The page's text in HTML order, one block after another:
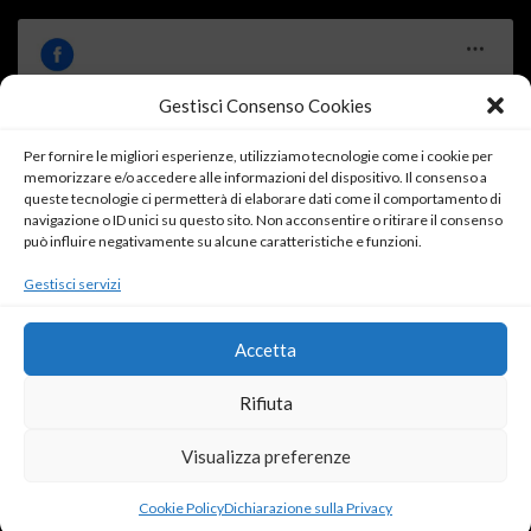
Gestisci Consenso Cookies
Per fornire le migliori esperienze, utilizziamo tecnologie come i cookie per
memorizzare e/o accedere alle informazioni del dispositivo. Il consenso a
queste tecnologie ci permetterà di elaborare dati come il comportamento di
navigazione o ID unici su questo sito. Non acconsentire o ritirare il consenso
può influire negativamente su alcune caratteristiche e funzioni.
Gestisci servizi
Accetta
Rifiuta
Visualizza preferenze
Cookie PolicyDichiarazione sulla Privacy
Fai clic su "Accetto" per abilitare Facebook
Cookie Policy
Accetto
SARDEGNA IN ROSA
ANGOLO LETTURA
© 2017-2021 Copyright La Frack - All rights reserved - Powered by